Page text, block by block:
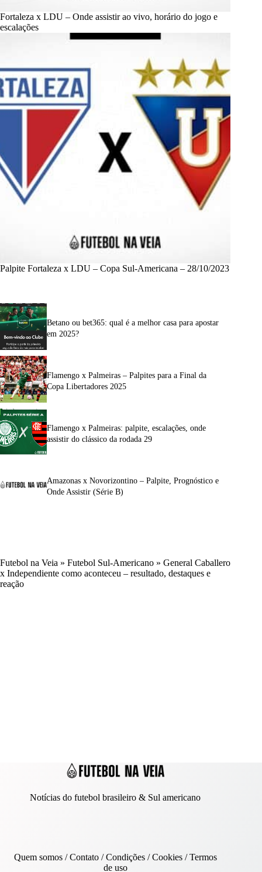
Fortaleza x LDU – Onde assistir ao vivo, horário do jogo e
escalações
Palpite Fortaleza x LDU – Copa Sul-Americana – 28/10/2023
Betano ou bet365: qual é a melhor casa para apostar
em 2025?
Flamengo x Palmeiras – Palpites para a Final da
Copa Libertadores 2025
Flamengo x Palmeiras: palpite, escalações, onde
assistir do clássico da rodada 29
Amazonas x Novorizontino – Palpite, Prognóstico e
Onde Assistir (Série B)
Futebol na Veia » Futebol Sul-Americano » General Caballero
x Independiente como aconteceu – resultado, destaques e
reação
Notícias do futebol brasileiro & Sul americano
Quem somos/Contato/ Condições /Cookies/Termos
de uso